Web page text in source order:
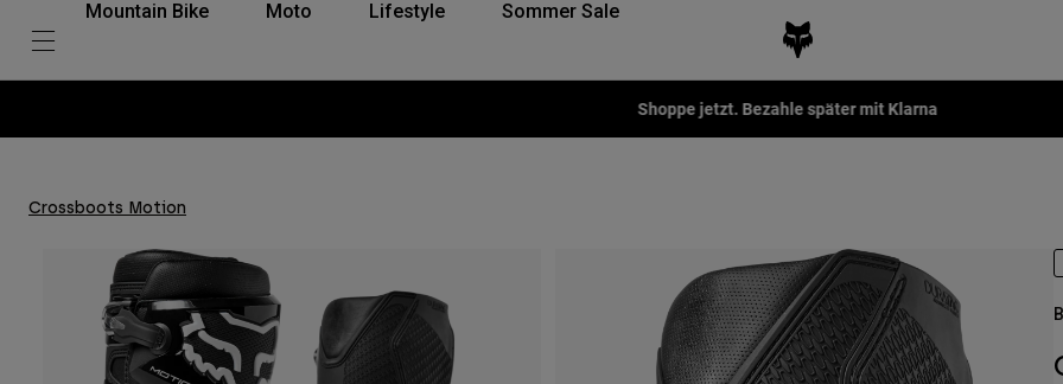
Mountain Bike Moto Lifestyle Sommer Sale
Fox LAB Capsule Collection -Jetzt kaufen
Crossboots Motion